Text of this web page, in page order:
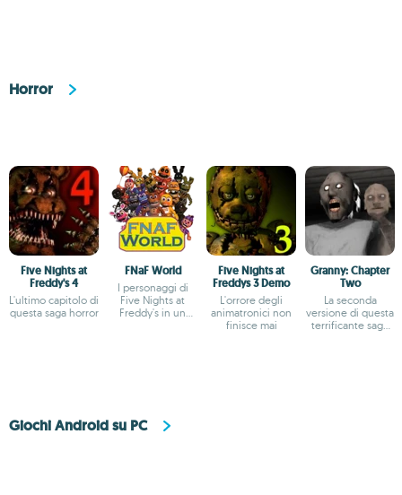
Horror
Five Nights at
Freddy's 4
L'ultimo capitolo di
questa saga horror
FNaF World
I personaggi di
Five Nights at
Freddy's in un
Five Nights at
Freddys 3 Demo
L'orrore degli
animatronici non
finisce mai
Granny: Chapter
Two
La seconda
versione di questa
terrificante saga
Giochi Android su PC